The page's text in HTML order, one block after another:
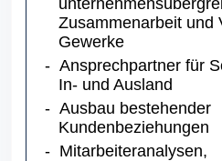
Zusammenarbeit und
Gewerke
Ansprechpartner für
In- und Ausland
Ausbau bestehender
Kundenbeziehungen
Mitarbeiteranalysen,